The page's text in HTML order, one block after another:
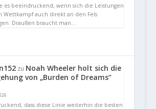
es beeindruckend, wenn sich die Leistungen
Wettkampf auch direkt an den Fels
Draußen braucht man…
zu Noah Wheeler holt sich die
von „Burden of Dreams“
dass diese Linie weiterhin die besten